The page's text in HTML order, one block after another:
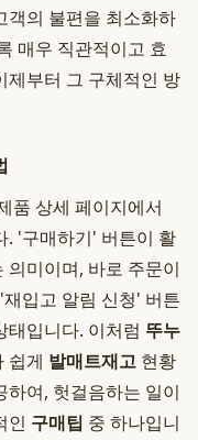
객의 불편을 최소화하
매우 직관적이고 효
제부터 그 구체적인 방
품 상세 페이지에서
. '구매하기' 버튼이 활
미이며, 바로 주문이
입고 알림 신청' 버튼
태입니다. 이처럼 뚜누
쉽게 발매트재고 현황
하여, 헛걸음하는 일이
인 구매팁 중 하나입니